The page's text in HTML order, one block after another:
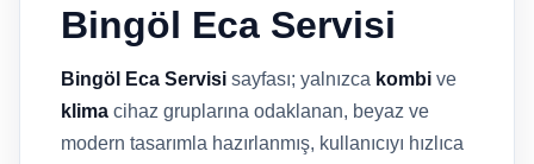
Bingöl Eca Servisi
Bingöl Eca Servisi sayfası; yalnızca kombi ve
klima cihaz gruplarına odaklanan, beyaz ve
modern tasarımla hazırlanmış, kullanıcıyı hızlıca